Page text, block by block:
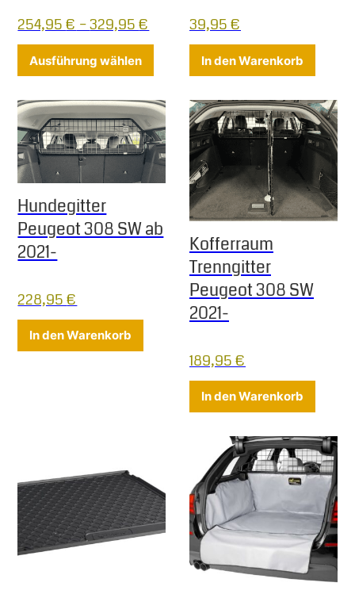
254,95€ –329,95€
Ausführung wählen Dieses Produkt weist mehrere
39,95€
In den Warenkorb
Hundegitter
Peugeot 308 SW ab
2021-
228,95€
In den Warenkorb
Kofferraum
Trenngitter
Peugeot 308 SW
2021-
189,95€
In den Warenkorb